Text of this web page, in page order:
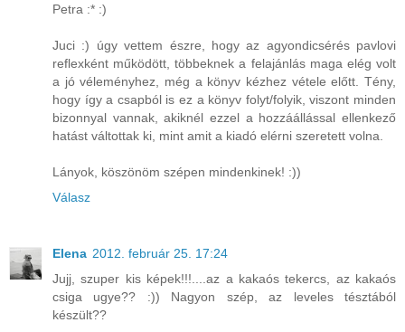
Petra :* :)
Juci :) úgy vettem észre, hogy az agyondicsérés pavlovi
reflexként működött, többeknek a felajánlás maga elég volt
a jó véleményhez, még a könyv kézhez vétele előtt. Tény,
hogy így a csapból is ez a könyv folyt/folyik, viszont minden
bizonnyal vannak, akiknél ezzel a hozzáállással ellenkező
hatást váltottak ki, mint amit a kiadó elérni szeretett volna.
Lányok, köszönöm szépen mindenkinek! :))
Válasz
Elena 2012. február 25. 17:24
Jujj, szuper kis képek!!!....az a kakaós tekercs, az kakaós
csiga ugye?? :)) Nagyon szép, az leveles tésztából
készült??